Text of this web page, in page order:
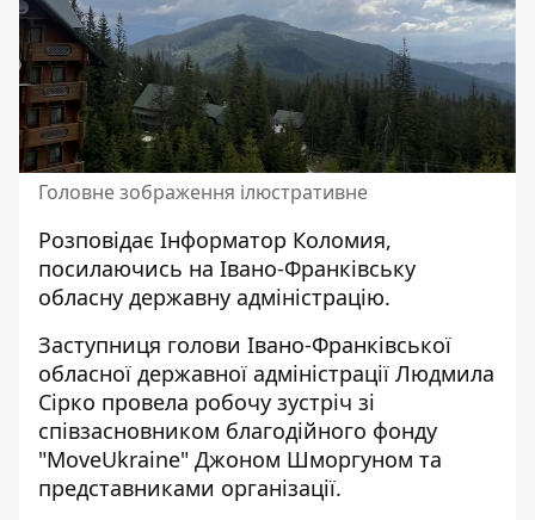
Головне зображення ілюстративне
Розповідає Інформатор Коломия,
посилаючись на Івано-Франківську
обласну державну адміністрацію.
Заступниця голови Івано-Франківської
обласної державної адміністрації Людмила
Сірко провела робочу зустріч зі
співзасновником благодійного фонду
"MoveUkraine" Джоном Шморгуном та
представниками організації.